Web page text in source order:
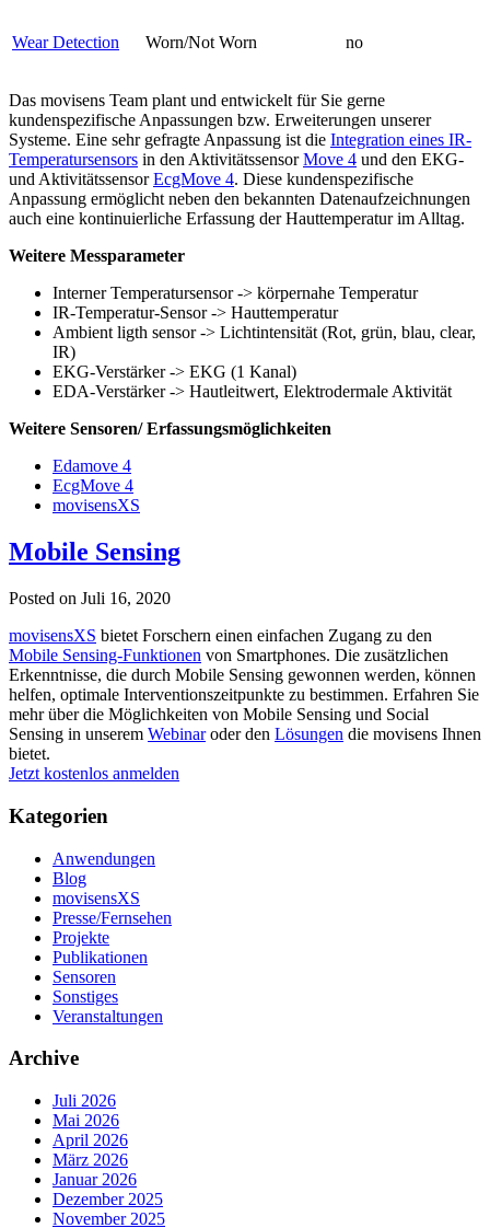
Wear Detection Worn/Not Worn no
Das movisens Team plant und entwickelt für Sie gerne
kundenspezifische Anpassungen bzw. Erweiterungen unserer
Systeme. Eine sehr gefragte Anpassung ist die Integration eines IR-
Temperatursensors in den AktivitätssensorMove 4 und den EKG-
und AktivitätssensorEcgMove 4. Diese kundenspezifische
Anpassung ermöglicht neben den bekannten Datenaufzeichnungen
auch eine kontinuierliche Erfassung der Hauttemperatur im Alltag.
Weitere Messparameter
Interner Temperatursensor -> körpernahe Temperatur
IR-Temperatur-Sensor -> Hauttemperatur
Ambient ligth sensor -> Lichtintensität (Rot, grün, blau, clear,
IR)
EKG-Verstärker -> EKG (1 Kanal)
EDA-Verstärker -> Hautleitwert, Elektrodermale Aktivität
Weitere Sensoren/ Erfassungsmöglichkeiten
Edamove 4
EcgMove 4
movisensXS
Mobile Sensing
Posted on Juli 16, 2020
movisensXS bietet Forschern einen einfachen Zugang zu den
Mobile Sensing-Funktionen von Smartphones. Die zusätzlichen
Erkenntnisse, die durch Mobile Sensing gewonnen werden, können
helfen, optimale Interventionszeitpunkte zu bestimmen. Erfahren Sie
mehr über die Möglichkeiten von Mobile Sensing und Social
Sensing in unserem Webinaroder den Lösungen die movisens Ihnen
bietet.
Jetzt kostenlos anmelden
Kategorien
Anwendungen
Blog
movisensXS
Presse/Fernsehen
Projekte
Publikationen
Sensoren
Sonstiges
Veranstaltungen
Archive
Juli 2026
Mai 2026
April 2026
März 2026
Januar 2026
Dezember 2025
November 2025